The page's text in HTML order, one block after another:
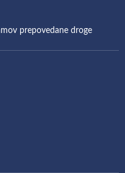
prepovedane droge